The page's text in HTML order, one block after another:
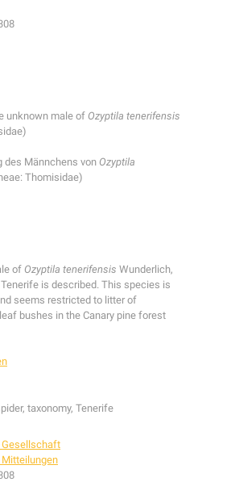
unknown male of Ozyptila tenerifensis
des Männchens von Ozyptila
Thomisidae)
of Ozyptila tenerifensis Wunderlich,
is described. This species is
seems restricted to litter of
bushes in the Canary pine forest
taxonomy, Tenerife